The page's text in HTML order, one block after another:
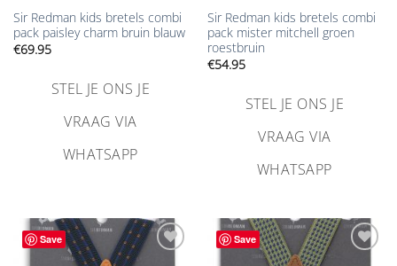
Sir Redman kids bretels combi
pack paisley charm bruin blauw
€69.95
STEL JE ONS JE
VRAAG VIA
WHATSAPP
Sir Redman kids bretels combi
pack mister mitchell groen
roestbruin
€54.95
STEL JE ONS JE
VRAAG VIA
WHATSAPP
Save
Save